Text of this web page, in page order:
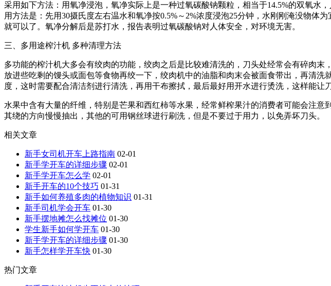
采用如下方法：用氧净浸泡，氧净实际上是一种过氧碳酸钠颗粒，相当于14.5%的双氧
用方法是：先用30摄氏度左右温水和氧净按0.5%～2%浓度浸泡25分钟，水刚刚淹没物
就可以了。氧净分解后是苏打水，报告表明过氧碳酸钠对人体安全，对环境无害。
三、多用途榨汁机 多种清理方法
多功能的榨汁机大多会有绞肉的功能，绞肉之后是比较难清洗的，刀头处经常会有碎肉
放进些吃剩的馒头或面包等食物再绞一下，绞肉机中的油脂和肉末会被面食带出，再清
度，这时需要配合清洁剂进行清洗，再用干布擦拭，最后最好用开水进行烫洗，这样能让
水果中含有大量的纤维，特别是芒果和西红柿等水果，经常鲜榨果汁的消费者可能会注
其绕的方向慢慢抽出，其他的可用钢丝球进行刷洗，但是不要过于用力，以免弄坏刀头。
相关文章
新手女司机开车上路指南 02-01
新手学开车的详细步骤 02-01
新手学开车怎么学 02-01
新手开车的10个技巧 01-31
新手如何养殖多肉的植物知识 01-31
新手司机学会开车 01-30
新手摆地摊怎么找摊位 01-30
学生新手如何学开车 01-30
新手学开车的详细步骤 01-30
新手怎样学开车快 01-30
热门文章